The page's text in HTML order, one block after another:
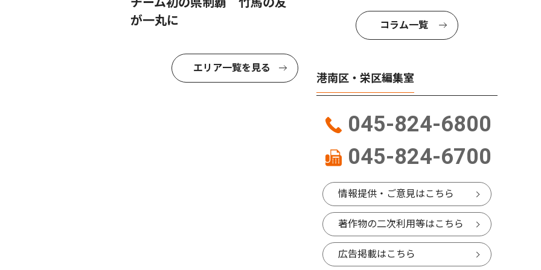
が一丸に
エリア一覧を見る
コラム一覧
港南区・栄区編集室
045-824-6800
045-824-6700
情報提供・ご意見はこちら
著作物の二次利用等はこちら
広告掲載はこちら